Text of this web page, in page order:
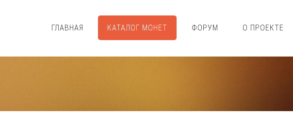
ГЛАВНАЯ КАТАЛОГ МОНЕТ ФОРУМ О ПРОЕКТЕ